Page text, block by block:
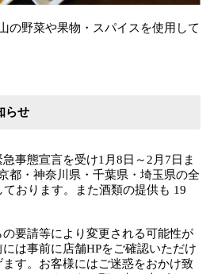
・スパイスを使用して
らせ
事態宣言を受け1月8日～2月7日ま
都・神奈川県・千葉県・埼玉県の全
おります。また酒類の提供も 19
要請等により変更される可能性が
は事前に店舗HPをご確認いただけ
す。お客様にはご迷惑をおかけ致